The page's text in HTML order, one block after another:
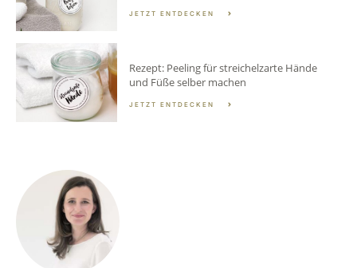
JETZT ENTDECKEN
Rezept: Peeling für streichelzarte Hände
und Füße selber machen
JETZT ENTDECKEN